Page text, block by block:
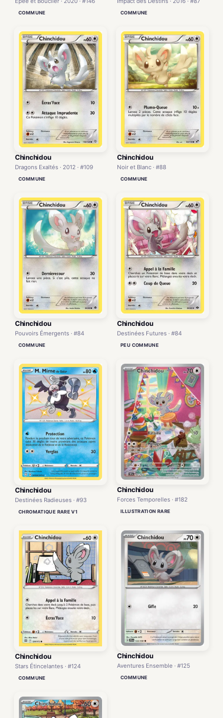
COMMUNE COMMUNE
Chinchidou
Dragons Exaltés · 2012 · #109
COMMUNE
Chinchidou
Noir et Blanc · #88
COMMUNE
Chinchidou
Pouvoirs Émergents · #84
COMMUNE
Chinchidou
Destinées Futures · #84
PEU COMMUNE
Chinchidou
Destinées Radieuses · #93
CHROMATIQUE RARE V1
Chinchidou
Forces Temporelles · #182
ILLUSTRATION RARE
Chinchidou
Stars Étincelantes · #124
COMMUNE
Chinchidou
Aventures Ensemble · #125
COMMUNE